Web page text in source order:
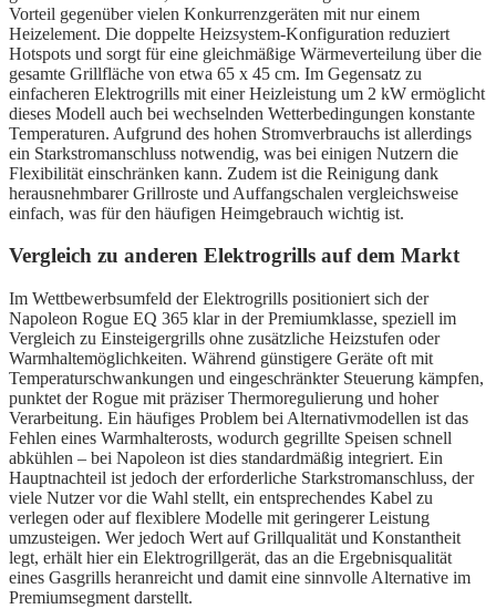
Vorteil gegenüber vielen Konkurrenzgeräten mit nur einem
Heizelement. Die doppelte Heizsystem-Konfiguration reduziert
Hotspots und sorgt für eine gleichmäßige Wärmeverteilung über die
gesamte Grillfläche von etwa 65 x 45 cm. Im Gegensatz zu
einfacheren Elektrogrills mit einer Heizleistung um 2 kW ermöglicht
dieses Modell auch bei wechselnden Wetterbedingungen konstante
Temperaturen. Aufgrund des hohen Stromverbrauchs ist allerdings
ein Starkstromanschluss notwendig, was bei einigen Nutzern die
Flexibilität einschränken kann. Zudem ist die Reinigung dank
herausnehmbarer Grillroste und Auffangschalen vergleichsweise
einfach, was für den häufigen Heimgebrauch wichtig ist.
Vergleich zu anderen Elektrogrills auf dem Markt
Im Wettbewerbsumfeld der Elektrogrills positioniert sich der
Napoleon Rogue EQ 365 klar in der Premiumklasse, speziell im
Vergleich zu Einsteigergrills ohne zusätzliche Heizstufen oder
Warmhaltemöglichkeiten. Während günstigere Geräte oft mit
Temperaturschwankungen und eingeschränkter Steuerung kämpfen,
punktet der Rogue mit präziser Thermoregulierung und hoher
Verarbeitung. Ein häufiges Problem bei Alternativmodellen ist das
Fehlen eines Warmhalterosts, wodurch gegrillte Speisen schnell
abkühlen – bei Napoleon ist dies standardmäßig integriert. Ein
Hauptnachteil ist jedoch der erforderliche Starkstromanschluss, der
viele Nutzer vor die Wahl stellt, ein entsprechendes Kabel zu
verlegen oder auf flexiblere Modelle mit geringerer Leistung
umzusteigen. Wer jedoch Wert auf Grillqualität und Konstantheit
legt, erhält hier ein Elektrogrillgerät, das an die Ergebnisqualität
eines Gasgrills heranreicht und damit eine sinnvolle Alternative im
Premiumsegment darstellt.